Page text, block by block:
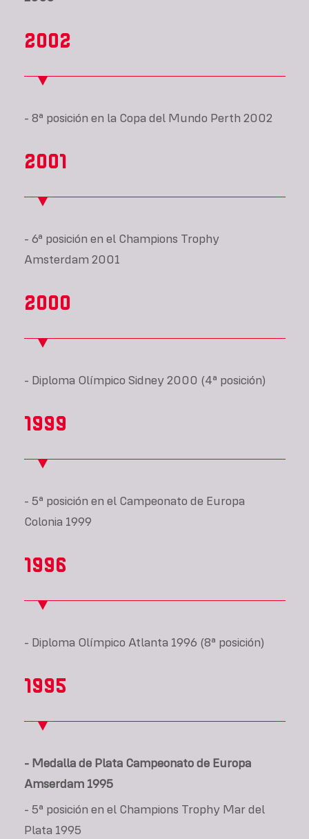
2002
- 8ª posición en la Copa del Mundo Perth 2002
2001
- 6ª posición en el Champions Trophy
Amsterdam 2001
2000
- Diploma Olímpico Sidney 2000 (4ª posición)
1999
- 5ª posición en el Campeonato de Europa
Colonia 1999
1996
- Diploma Olímpico Atlanta 1996 (8ª posición)
1995
- Medalla de Plata Campeonato de Europa
Amserdam 1995
- 5ª posición en el Champions Trophy Mar del
Plata 1995